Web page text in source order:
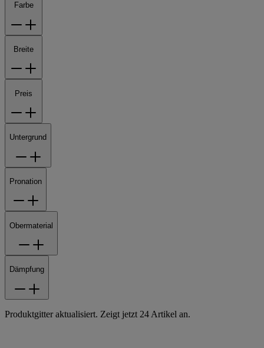
Farbe
Breite
Preis
Untergrund
Pronation
Obermaterial
Dämpfung
Produktgitter aktualisiert. Zeigt jetzt 24 Artikel an.